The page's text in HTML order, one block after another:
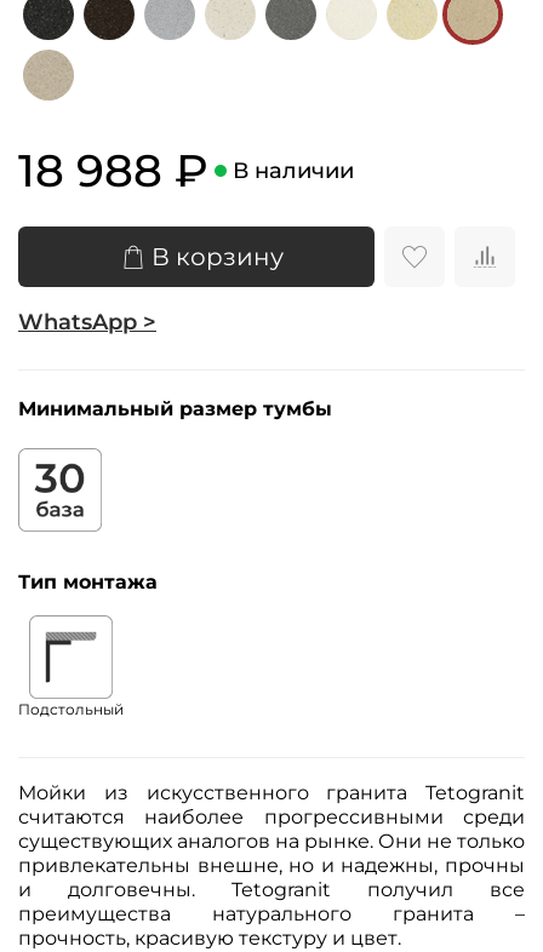
18 988 ₽ В наличии
В корзину
WhatsApp >
Минимальный размер тумбы
Тип монтажа
Подстольный
Мойки из искусственного гранита Tetogranit
считаются наиболее прогрессивными среди
существующих аналогов на рынке. Они не только
привлекательны внешне, но и надежны, прочны
и долговечны. Tetogranit получил все
преимущества натурального гранита –
прочность, красивую текстуру и цвет.